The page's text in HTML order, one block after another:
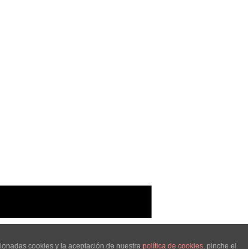
cookies y la aceptación de nuestra política de cookies, pinche el